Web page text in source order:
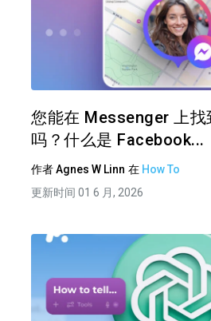
您能在 Messenger 上找
吗？什么是 Facebook...
作者Agnes W Linn 在 How To
更新时间 01 6 月, 2026